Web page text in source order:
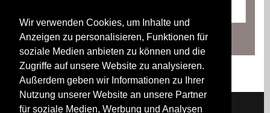
Wir verwenden Cookies, um Inhalte und
Anzeigen zu personalisieren, Funktionen für
soziale Medien anbieten zu können und die
Zugriffe auf unsere Website zu analysieren.
Außerdem geben wir Informationen zu Ihrer
Nutzung unserer Website an unsere Partner
für soziale Medien, Werbung und Analysen